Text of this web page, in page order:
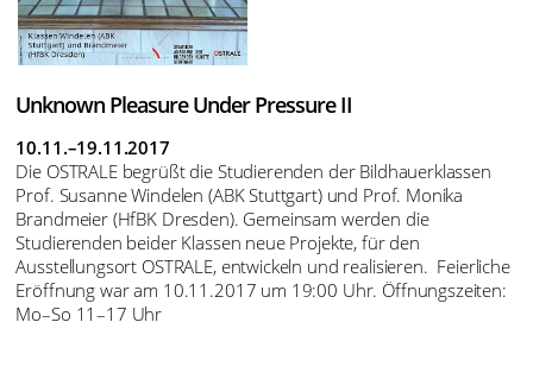
Unknown Pleasure Under Pressure II
10.11.–19.11.2017
Die OSTRALE begrüßt die Studierenden der Bildhauerklassen
Prof. Susanne Windelen (ABK Stuttgart) und Prof. Monika
Brandmeier (HfBK Dresden). Gemeinsam werden die
Studierenden beider Klassen neue Projekte, für den
Ausstellungsort OSTRALE, entwickeln und realisieren. Feierliche
Eröffnung war am 10.11.2017 um 19:00 Uhr. Öffnungszeiten:
Mo–So 11–17 Uhr